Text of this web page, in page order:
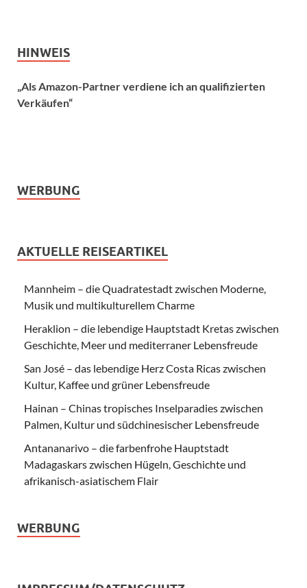
HINWEIS
„Als Amazon-Partner verdiene ich an qualifizierten
Verkäufen“
WERBUNG
AKTUELLE REISEARTIKEL
Mannheim – die Quadratestadt zwischen Moderne,
Musik und multikulturellem Charme
Heraklion – die lebendige Hauptstadt Kretas zwischen
Geschichte, Meer und mediterraner Lebensfreude
San José – das lebendige Herz Costa Ricas zwischen
Kultur, Kaffee und grüner Lebensfreude
Hainan – Chinas tropisches Inselparadies zwischen
Palmen, Kultur und südchinesischer Lebensfreude
Antananarivo – die farbenfrohe Hauptstadt
Madagaskars zwischen Hügeln, Geschichte und
afrikanisch-asiatischem Flair
WERBUNG